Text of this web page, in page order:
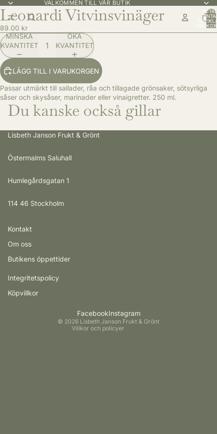
VÄLKOMMEN TILL VÅR BUTIK
Leonardi Vitvinsvinäger
89.00 kr
MINSKA
KVANTITET
ÖKA
KVANTITET
LÄGG TILL I VARUKORGEN
Passar utmärkt till sallader, råa och tillagade grönsaker, sötsyrliga
såser och skysåser, marinader eller vinaigretter. 250 ml.
Du kanske också gillar
Lisbeth Janson Frukt & Grönt
Östermalms Saluhall
Humlegårdsgatan 1
114 46 Stockholm
Kontakt
Om oss
Butikens öppettider
Integritetspolicy
Köpvillkor
FacebookInstagram
© 2026 Lisbeth Janson Frukt & Grönt
Villkor och policyer
Återbetalningspolicy
Fraktpolicy
Rättsligt meddelande